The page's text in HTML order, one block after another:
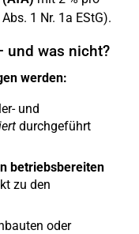
1 Nr. 1a EStG).
und was nicht?
werden:
und
durchgeführt
betriebsbereiten
zu den
oder